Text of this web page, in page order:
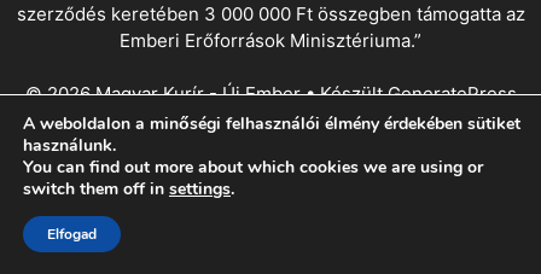
szerződés keretében 3 000 000 Ft összegben támogatta az
Emberi Erőforrások Minisztériuma.”
© 2026 Magyar Kurír - Új Ember• KészültGeneratePress
A weboldalon a minőségi felhasználói élmény érdekében sütiket
használunk.
You can find out more about which cookies we are using or
switch them off in settings.
Elfogad